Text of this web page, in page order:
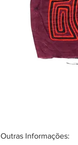
Outras Informações: